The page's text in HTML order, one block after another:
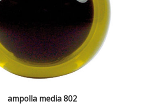
ampolla media 802